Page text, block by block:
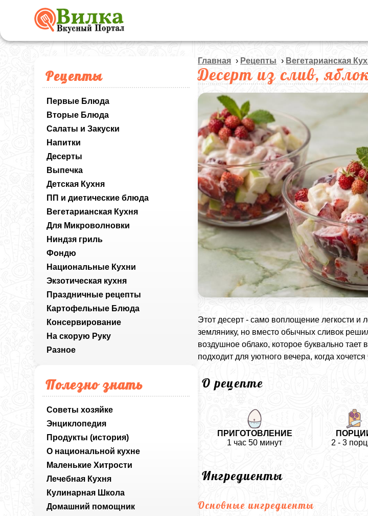
Рецепты
Первые Блюда
Вторые Блюда
Салаты и Закуски
Напитки
Десерты
Выпечка
Детская Кухня
ПП и диетические блюда
Вегетарианская Кухня
Для Микроволновки
Ниндзя гриль
Фондю
Национальные Кухни
Экзотическая кухня
Праздничные рецепты
Картофельные Блюда
Консервирование
На скорую Руку
Разное
Полезно знать
Советы хозяйке
Энциклопедия
Продукты (история)
О национальной кухне
Маленькие Хитрости
Лечебная Кухня
Кулинарная Школа
Домашний помощник
Главная › Рецепты › Вегетарианская
Десерт из слив,
Этот десерт - само воплощение легкости
землянику, но вместо обычных сливок
воздушное облако, которое буквально
подходит для уютного вечера, когда
О рецепте
ПРИГОТОВЛЕНИЕ
1 час 50 минут
2 - 3
Ингредиенты
Основные ингредиенты